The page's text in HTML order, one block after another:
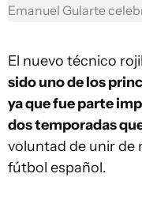
Emanuel Gularte
El nuevo técnico
sido uno de los
ya que fue parte
dos temporadas
voluntad de unir de
fútbol español.